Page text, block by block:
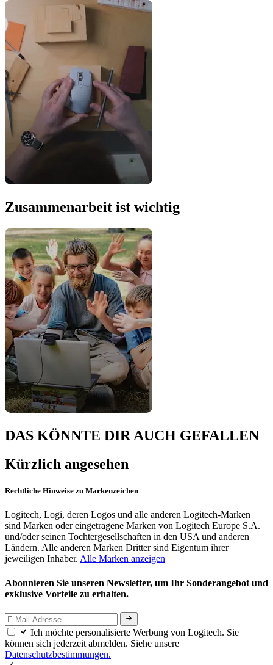
Zusammenarbeit ist wichtig
DAS KÖNNTE DIR AUCH GEFALLEN
Kürzlich angesehen
Rechtliche Hinweise zu Markenzeichen
Logitech, Logi, deren Logos und alle anderen Logitech-Marken
sind Marken oder eingetragene Marken von Logitech Europe S.A.
und/oder seinen Tochtergesellschaften in den USA und anderen
Ländern. Alle anderen Marken Dritter sind Eigentum ihrer
jeweiligen Inhaber. Alle Marken anzeigen
Abonnieren Sie unseren Newsletter, um Ihr Sonderangebot und
exklusive Vorteile zu erhalten.
Ich möchte personalisierte Werbung von Logitech. Sie
können sich jederzeit abmelden. Siehe unsere
Datenschutzbestimmungen.